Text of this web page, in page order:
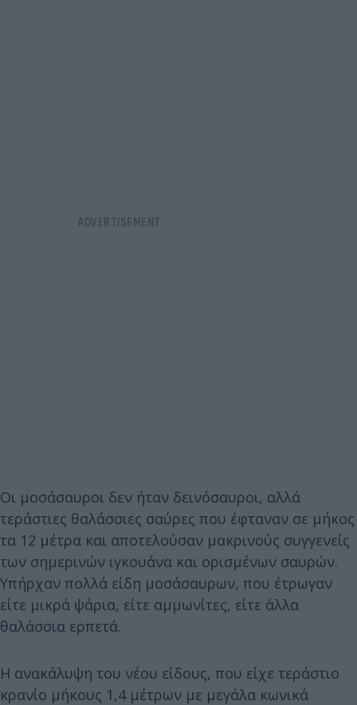
Οι μοσάσαυροι δεν ήταν δεινόσαυροι, αλλά
τεράστιες θαλάσσιες σαύρες που έφταναν σε μήκος
τα 12 μέτρα και αποτελούσαν μακρινούς συγγενείς
των σημερινών ιγκουάνα και ορισμένων σαυρών.
Υπήρχαν πολλά είδη μοσάσαυρων, που έτρωγαν
είτε μικρά ψάρια, είτε αμμωνίτες, είτε άλλα
θαλάσσια ερπετά.
Η ανακάλυψη του νέου είδους, που είχε τεράστιο
κρανίο μήκους 1,4 μέτρων με μεγάλα κωνικά